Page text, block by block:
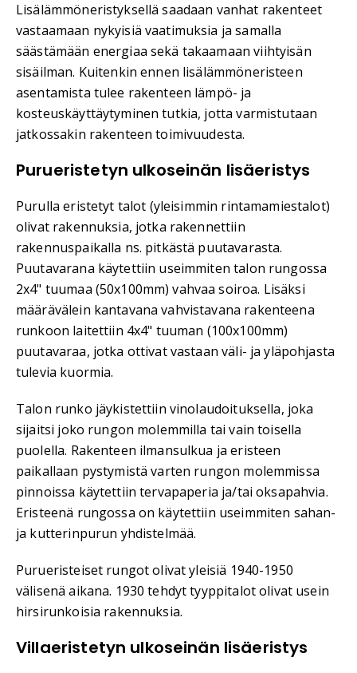
Lisälämmöneristyksellä saadaan vanhat rakenteet
vastaamaan nykyisiä vaatimuksia ja samalla
säästämään energiaa sekä takaamaan viihtyisän
sisäilman. Kuitenkin ennen lisälämmöneristeen
asentamista tulee rakenteen lämpö- ja
kosteuskäyttäytyminen tutkia, jotta varmistutaan
jatkossakin rakenteen toimivuudesta.
Purueristetyn ulkoseinän lisäeristys
Purulla eristetyt talot (yleisimmin rintamamiestalot)
olivat rakennuksia, jotka rakennettiin
rakennuspaikalla ns. pitkästä puutavarasta.
Puutavarana käytettiin useimmiten talon rungossa
2x4" tuumaa (50x100mm) vahvaa soiroa. Lisäksi
määrävälein kantavana vahvistavana rakenteena
runkoon laitettiin 4x4" tuuman (100x100mm)
puutavaraa, jotka ottivat vastaan väli- ja yläpohjasta
tulevia kuormia.
Talon runko jäykistettiin vinolaudoituksella, joka
sijaitsi joko rungon molemmilla tai vain toisella
puolella. Rakenteen ilmansulkua ja eristeen
paikallaan pystymistä varten rungon molemmissa
pinnoissa käytettiin tervapaperia ja/tai oksapahvia.
Eristeenä rungossa on käytettiin useimmiten sahan-
ja kutterinpurun yhdistelmää.
Purueristeiset rungot olivat yleisiä 1940-1950
välisenä aikana. 1930 tehdyt tyyppitalot olivat usein
hirsirunkoisia rakennuksia.
Villaeristetyn ulkoseinän lisäeristys